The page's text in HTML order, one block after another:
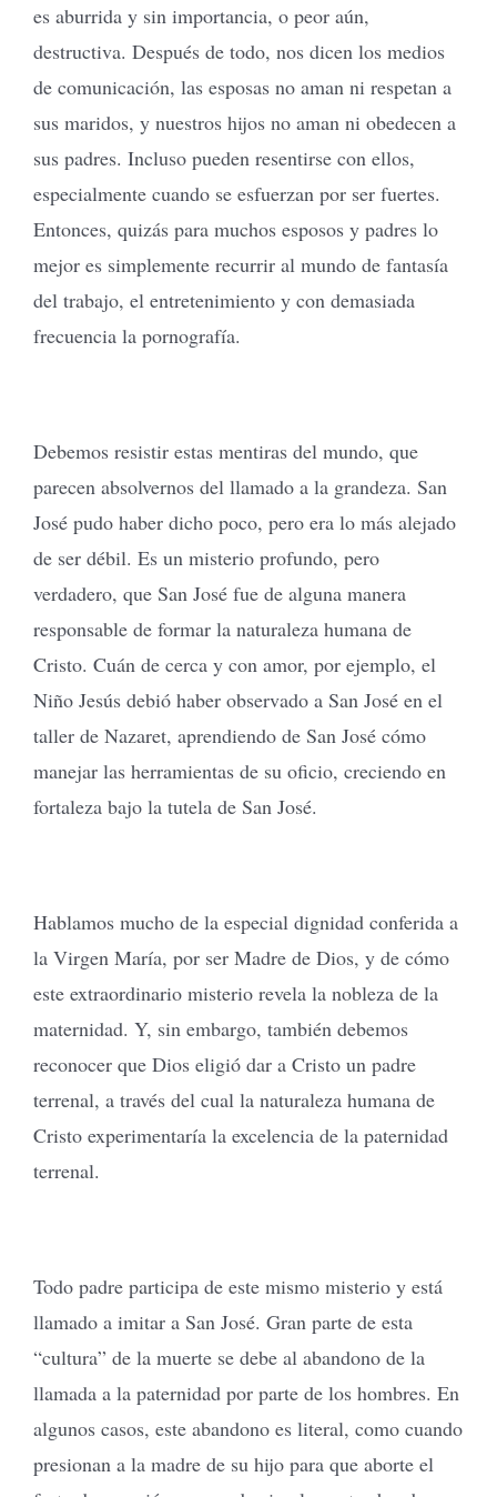
es aburrida y sin importancia, o peor aún,
destructiva. Después de todo, nos dicen los medios
de comunicación, las esposas no aman ni respetan a
sus maridos, y nuestros hijos no aman ni obedecen a
sus padres. Incluso pueden resentirse con ellos,
especialmente cuando se esfuerzan por ser fuertes.
Entonces, quizás para muchos esposos y padres lo
mejor es simplemente recurrir al mundo de fantasía
del trabajo, el entretenimiento y con demasiada
frecuencia la pornografía.
Debemos resistir estas mentiras del mundo, que
parecen absolvernos del llamado a la grandeza. San
José pudo haber dicho poco, pero era lo más alejado
de ser débil. Es un misterio profundo, pero
verdadero, que San José fue de alguna manera
responsable de formar la naturaleza humana de
Cristo. Cuán de cerca y con amor, por ejemplo, el
Niño Jesús debió haber observado a San José en el
taller de Nazaret, aprendiendo de San José cómo
manejar las herramientas de su oficio, creciendo en
fortaleza bajo la tutela de San José.
Hablamos mucho de la especial dignidad conferida a
la Virgen María, por ser Madre de Dios, y de cómo
este extraordinario misterio revela la nobleza de la
maternidad. Y, sin embargo, también debemos
reconocer que Dios eligió dar a Cristo un padre
terrenal, a través del cual la naturaleza humana de
Cristo experimentaría la excelencia de la paternidad
terrenal.
Todo padre participa de este mismo misterio y está
llamado a imitar a San José. Gran parte de esta
“cultura” de la muerte se debe al abandono de la
llamada a la paternidad por parte de los hombres. En
algunos casos, este abandono es literal, como cuando
presionan a la madre de su hijo para que aborte el